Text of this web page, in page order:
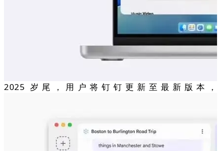
2025 岁尾，用户将钉钉更新至最新版本，